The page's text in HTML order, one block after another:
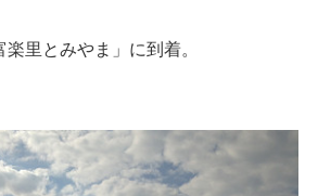
里とみやま」に到着。